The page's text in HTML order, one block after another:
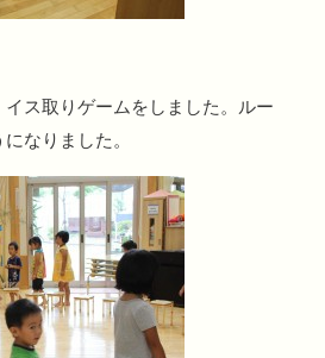
ス取りゲームをしました。ルー
なりました。